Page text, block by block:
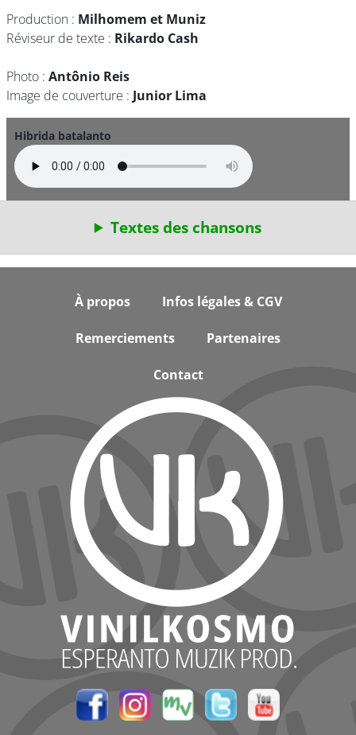
Production : Milhomem et Muniz
Réviseur de texte : Rikardo Cash
Photo : Antônio Reis
Image de couverture : Junior Lima
Hibrida batalanto
Textes des chansons
À propos Infos légales & CGV
Remerciements Partenaires
Contact